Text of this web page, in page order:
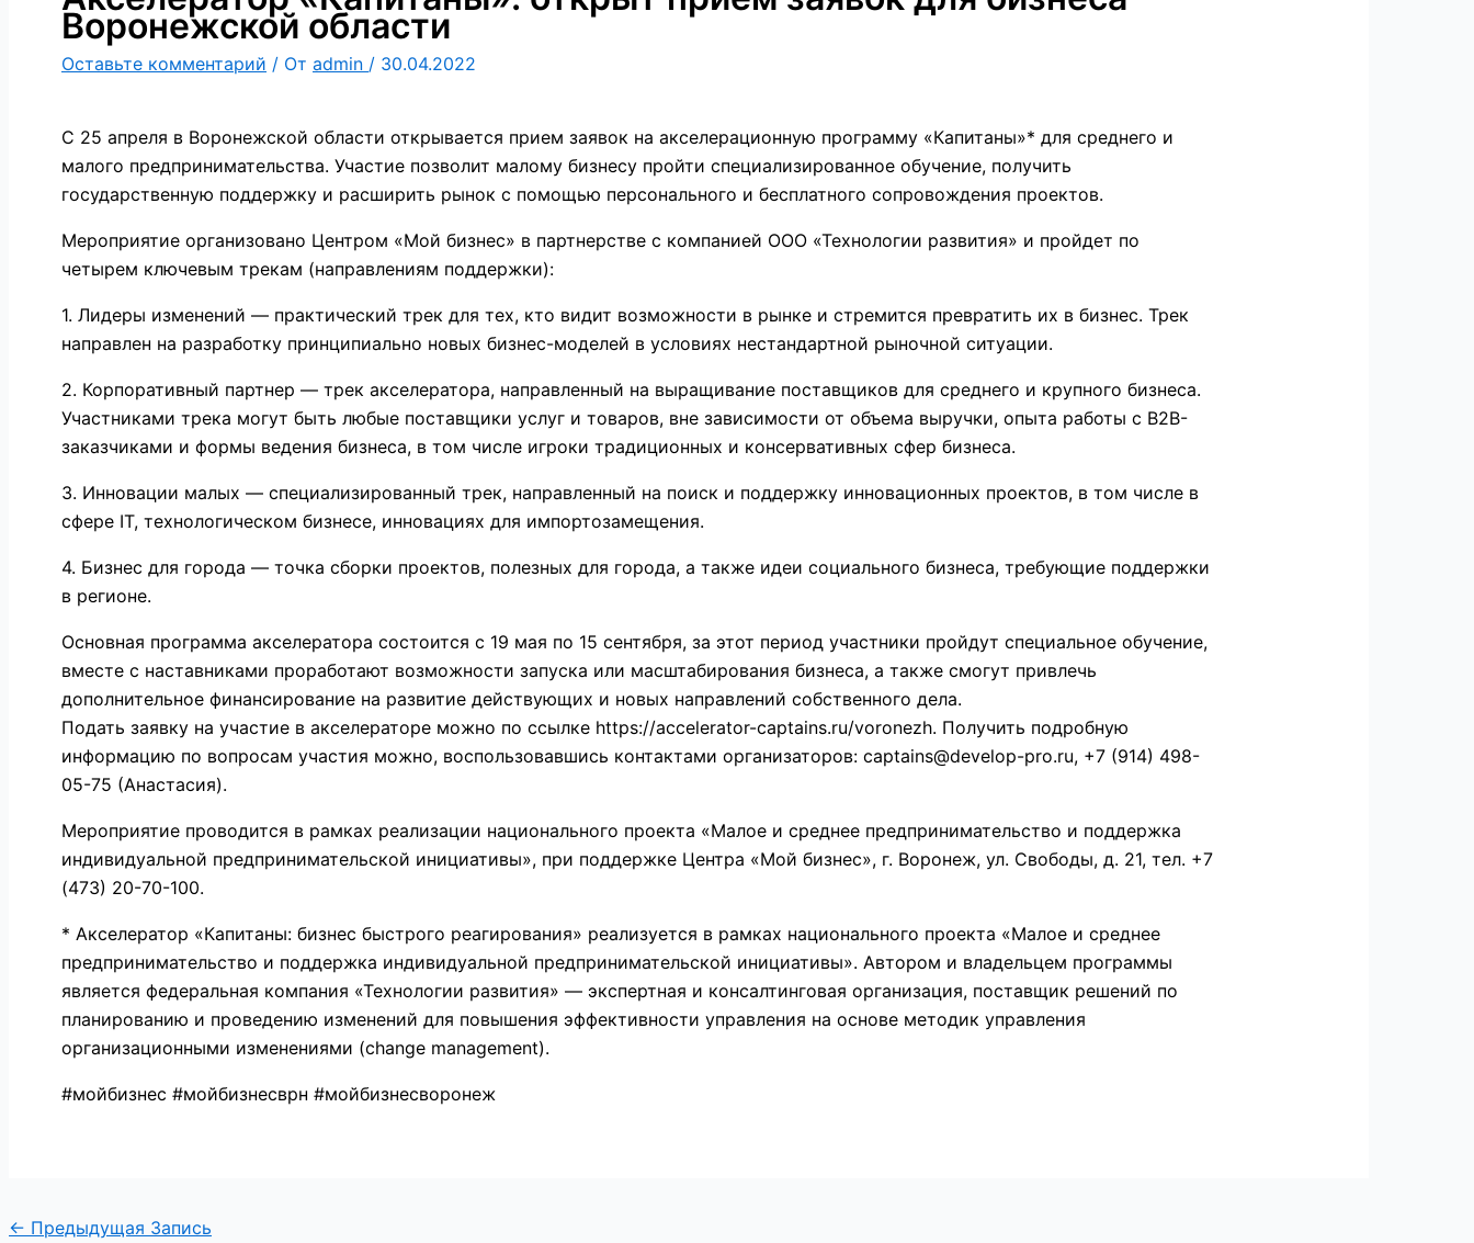
Воронежской области
Оставьте комментарий / От admin / 30.04.2022
С 25 апреля в Воронежской области открывается прием заявок на акселерационную программу «Капитаны»* для среднего и
малого предпринимательства. Участие позволит малому бизнесу пройти специализированное обучение, получить
государственную поддержку и расширить рынок с помощью персонального и бесплатного сопровождения проектов.
Мероприятие организовано Центром «Мой бизнес» в партнерстве с компанией ООО «Технологии развития» и пройдет по
четырем ключевым трекам (направлениям поддержки):
1. Лидеры изменений — практический трек для тех, кто видит возможности в рынке и стремится превратить их в бизнес. Трек
направлен на разработку принципиально новых бизнес-моделей в условиях нестандартной рыночной ситуации.
2. Корпоративный партнер — трек акселератора, направленный на выращивание поставщиков для среднего и крупного бизнеса.
Участниками трека могут быть любые поставщики услуг и товаров, вне зависимости от объема выручки, опыта работы с B2B-
заказчиками и формы ведения бизнеса, в том числе игроки традиционных и консервативных сфер бизнеса.
3. Инновации малых — специализированный трек, направленный на поиск и поддержку инновационных проектов, в том числе в
сфере IT, технологическом бизнесе, инновациях для импортозамещения.
4. Бизнес для города — точка сборки проектов, полезных для города, а также идеи социального бизнеса, требующие поддержки
в регионе.
Основная программа акселератора состоится с 19 мая по 15 сентября, за этот период участники пройдут специальное обучение,
вместе с наставниками проработают возможности запуска или масштабирования бизнеса, а также смогут привлечь
дополнительное финансирование на развитие действующих и новых направлений собственного дела.
Подать заявку на участие в акселераторе можно по ссылке https://accelerator-captains.ru/voronezh. Получить подробную
информацию по вопросам участия можно, воспользовавшись контактами организаторов: captains@develop-pro.ru, +7 (914) 498-
05-75 (Анастасия).
Мероприятие проводится в рамках реализации национального проекта «Малое и среднее предпринимательство и поддержка
индивидуальной предпринимательской инициативы», при поддержке Центра «Мой бизнес», г. Воронеж, ул. Свободы, д. 21, тел. +7
(473) 20-70-100.
* Акселератор «Капитаны: бизнес быстрого реагирования» реализуется в рамках национального проекта «Малое и среднее
предпринимательство и поддержка индивидуальной предпринимательской инициативы». Автором и владельцем программы
является федеральная компания «Технологии развития» — экспертная и консалтинговая организация, поставщик решений по
планированию и проведению изменений для повышения эффективности управления на основе методик управления
организационными изменениями (change management).
#мойбизнес #мойбизнесврн #мойбизнесворонеж
← Предыдущая Запись